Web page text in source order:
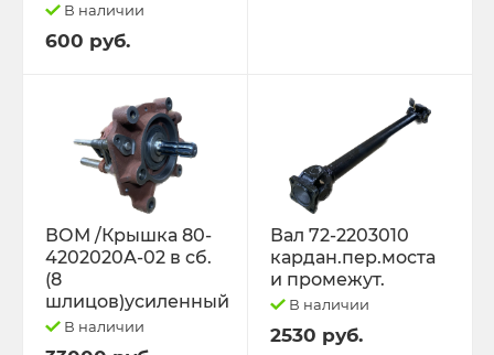
В наличии
600 руб.
ВОМ /Крышка 80-
4202020А-02 в сб.
(8
шлицов)усиленный
В наличии
Вал 72-2203010
кардан.пер.моста
и промежут.
В наличии
2530 руб.